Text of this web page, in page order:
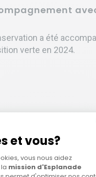
a été
verte en 2024.